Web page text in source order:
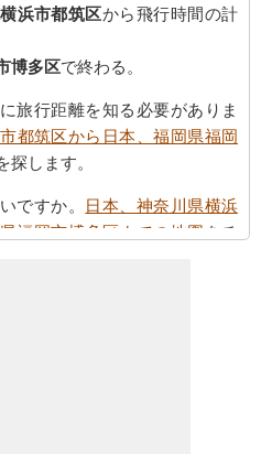
浜市都筑区から飛行時間の計
博多区で終わる。
旅行距離を知る必要がありま
都筑区から日本、福岡県福岡
探します。
ですか。
日本、神奈川県横浜
福岡市博多区までの地図 をチ